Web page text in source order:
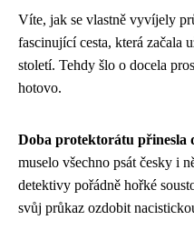
Víte, jak se vlastně vyvíjely
fascinující cesta, která začala
století. Tehdy šlo o docela
hotovo.
Doba protektorátu přinesla
muselo všechno psát česky i
detektivy pořádně hořké
svůj průkaz ozdobit